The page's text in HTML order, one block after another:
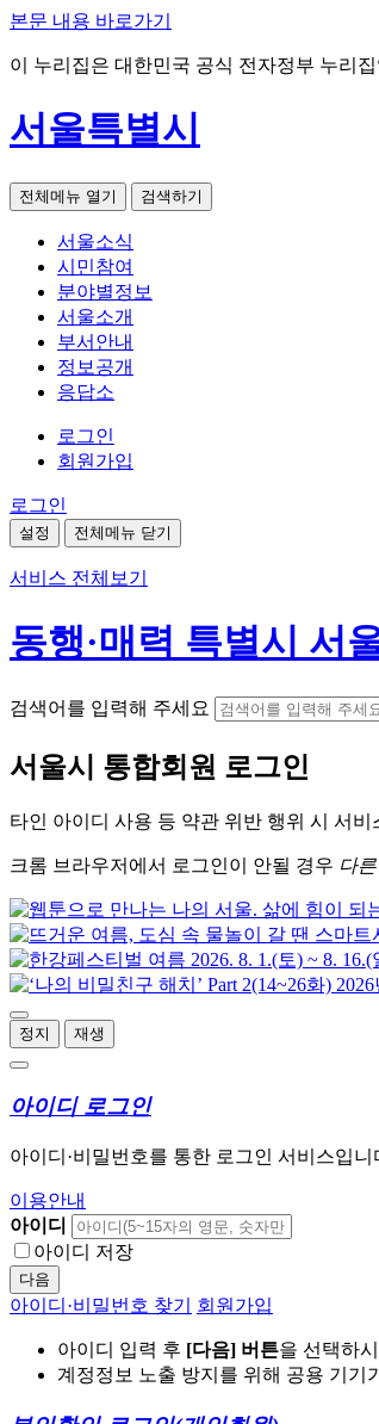
본문 내용 바로가기
이 누리집은 대한민국 공식 전자정부 누리
서울특별시
전체메뉴 열기 검색하기
서울소식
시민참여
분야별정보
서울소개
부서안내
정보공개
응답소
로그인
회원가입
로그인
설정 전체메뉴 닫기
서비스 전체보기
동행·매력 특별시 서
검색어를 입력해 주세요
서울시 통합회원 로그인
타인 아이디 사용 등 약관 위반 행위 시 서비
크롬 브라우저에서 로그인이 안될 경우 다
정지 재생
아이디 로그인
아이디·비밀번호를 통한 로그인 서비스입니
이용안내
아이디
아이디 저장
다음
아이디·비밀번호 찾기 회원가입
아이디 입력 후 [다음] 버튼을 선택하
계정정보 노출 방지를 위해 공용 기기